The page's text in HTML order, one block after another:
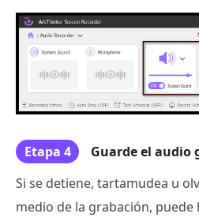
Etapa 4
Guarde el audio
Si se detiene, tartamudea u
medio de la grabación, puede